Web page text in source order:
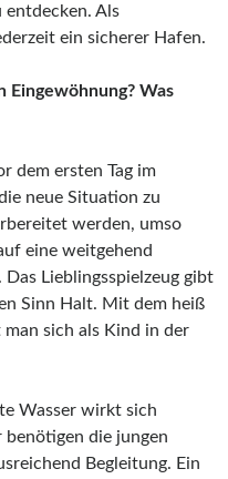
entdecken. Als
ein sicherer Hafen.
Eingewöhnung? Was
dem ersten Tag im
neue Situation zu
werden, umso
eine weitgehend
Lieblingsspielzeug gibt
Sinn Halt. Mit dem heiß
sich als Kind in der
Wasser wirkt sich
die jungen
Begleitung. Ein